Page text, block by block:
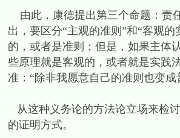
由此，康德提出第三个命题：责
出，要区分“主观的准则”和“客观
的，或者是准则；但是，如果主体
些原理就是客观的，或者就是实践
准：“除非我愿意自己的准则也变
从这种义务论的方法论立场来检
的证明方式。